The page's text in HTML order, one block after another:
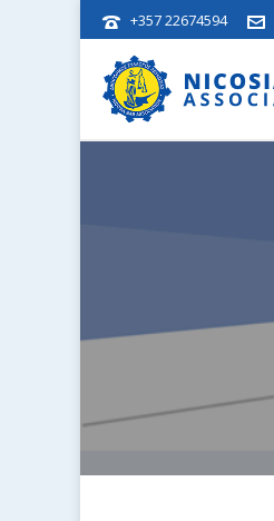
+357 22674594